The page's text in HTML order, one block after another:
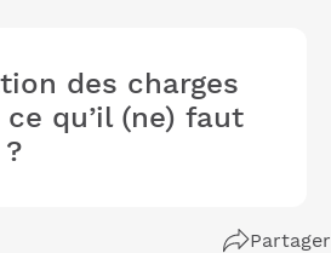
des charges
qu’il (ne) faut
Partager